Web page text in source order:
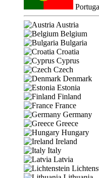
Austria
Belgium
Bulgaria
Croatia
Cyprus
Czech
Denmark
Estonia
Finland
France
Germany
Greece
Hungary
Ireland
Italy
Latvia